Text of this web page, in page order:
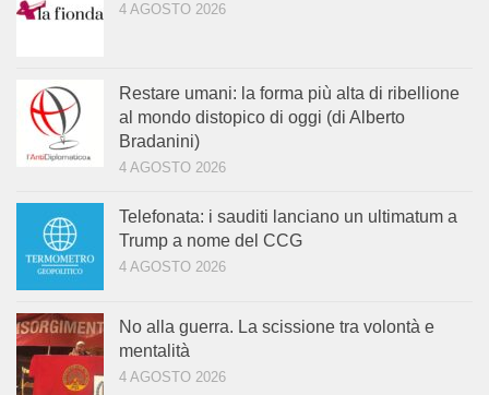
4 AGOSTO 2026
Restare umani: la forma più alta di ribellione
al mondo distopico di oggi (di Alberto
Bradanini)
4 AGOSTO 2026
Telefonata: i sauditi lanciano un ultimatum a
Trump a nome del CCG
4 AGOSTO 2026
No alla guerra. La scissione tra volontà e
mentalità
4 AGOSTO 2026